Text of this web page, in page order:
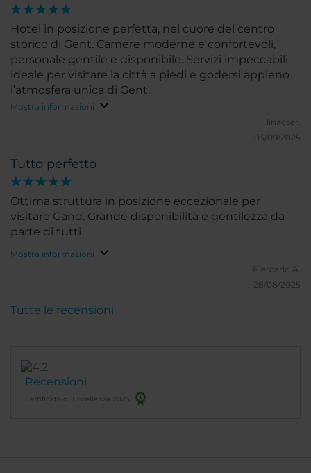
Hotel in posizione perfetta, nel cuore del centro
storico di Gent. Camere moderne e confortevoli,
personale gentile e disponibile. Servizi impeccabili:
ideale per visitare la città a piedi e godersi appieno
l’atmosfera unica di Gent.
Mostra informazioni
linacser.
03/09/2025
Tutto perfetto
Ottima struttura in posizione eccezionale per
visitare Gand. Grande disponibilità e gentilezza da
parte di tutti
Mostra informazioni
Piercarlo A.
28/08/2025
Recensioni
Certificato di Eccellenza 2025
Tutte le recensioni